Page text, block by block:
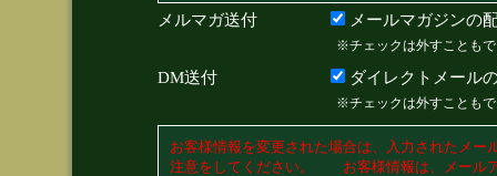
メルマガ送付 メールマガジンの
※チェックは外すことも
DM送付 ダイレクトメール
※チェックは外すことも
お客様情報を変更された場合は、入力されたメ
注意をしてください。 お客様情報は、メール